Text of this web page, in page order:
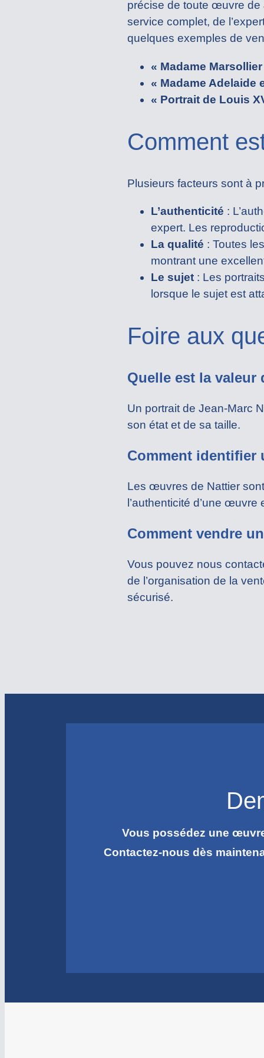
précise de toute œuvre de
service complet, de
quelques exemples de
« Madame
« Madame Adelaide
« Portrait de Louis
Comment
Plusieurs facteurs sont à
L’authenticité :
expert. Les
La qualité : Toutes
montrant une
Le sujet : Les
lorsque le sujet est
Foire aux
Quelle est la valeur
Un portrait de Jean-Marc
son état et de sa taille.
Comment identifier
Les œuvres de Nattier
l’authenticité d’une
Comment vendre
Vous pouvez nous
de l’organisation de la
sécurisé.
Vous possédez une
Contactez-nous dès